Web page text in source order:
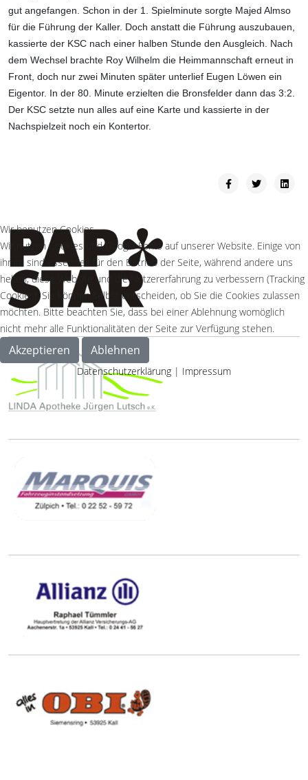
gut angefangen. Schon in der 1. Spielminute sorgte Majed Almso
für die Führung der Kaller. Doch anstatt die Führung auszubauen,
kassierte der KSC nach einer halben Stunde den Ausgleich. Nach
dem Wechsel brachte Roy Wilhelm die Heimmannschaft erneut in
Front, doch nur zwei Minuten später unterlief Eugen Löwen ein
Eigentor. In der 80. Minute erzielten die Bronsfelder dann das 3:2.
Der KSC setzte nun alles auf eine Karte und kassierte in der
Nachspielzeit noch ein Kontertor.
Wir benutzen Cookies
Wir nutzen Cookies und Google Fonts auf unserer Website. Einige von
ihnen sind essenziell für den Betrieb der Seite, während andere uns
helfen, diese Website und die Nutzererfahrung zu verbessern (Tracking
Cookies). Sie können selbst entscheiden, ob Sie die Cookies zulassen
möchten. Bitte beachten Sie, dass bei einer Ablehnung womöglich
nicht mehr alle Funktionalitäten der Seite zur Verfügung stehen.
Akzeptieren Ablehnen
Datenschutzerklärung | Impressum